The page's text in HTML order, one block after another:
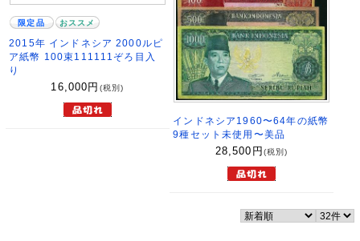
限定品 おススメ
2015年 インドネシア 2000ルピ
ア紙幣 100束111111ぞろ目入
り
16,000 円 (税別)
インドネシア1960〜64年の紙幣
9種セット未使用〜美品
28,500 円 (税別)